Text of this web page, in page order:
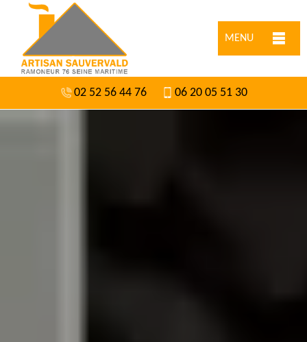
MENU
02 52 56 44 76 06 20 05 51 30